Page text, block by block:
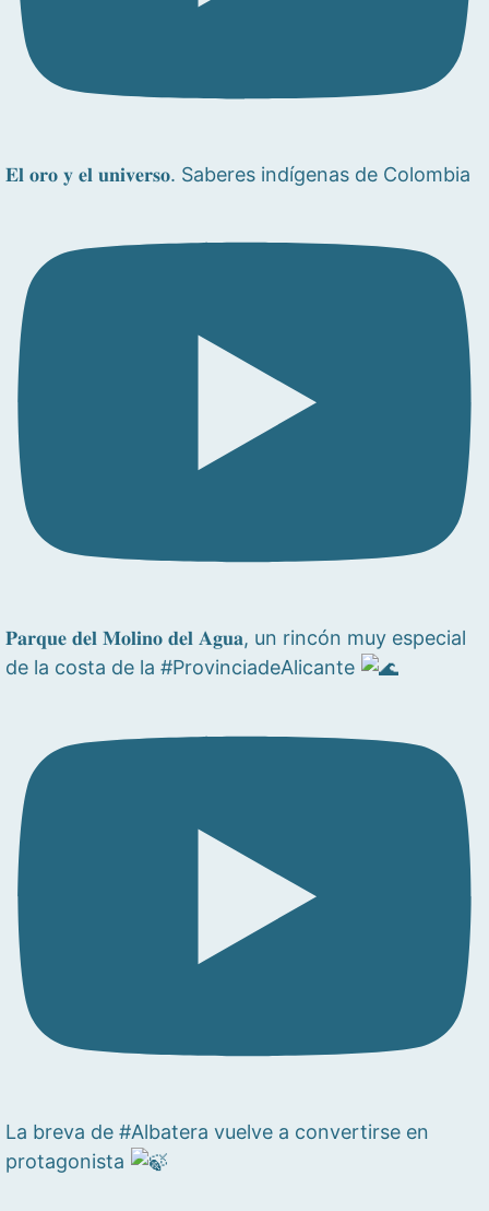
𝐄𝐥 𝐨𝐫𝐨 𝐲 𝐞𝐥 𝐮𝐧𝐢𝐯𝐞𝐫𝐬𝐨. Saberes indígenas de Colombia
𝐏𝐚𝐫𝐪𝐮𝐞 𝐝𝐞𝐥 𝐌𝐨𝐥𝐢𝐧𝐨 𝐝𝐞𝐥 𝐀𝐠𝐮𝐚, un rincón muy especial
de la costa de la #ProvinciadeAlicante
La breva de #Albatera vuelve a convertirse en
protagonista